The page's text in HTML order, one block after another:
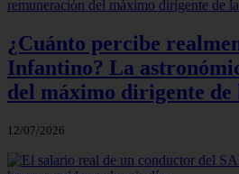
¿Cuánto percibe
Infantino? La
del máximo dirigente de
12/07/2026